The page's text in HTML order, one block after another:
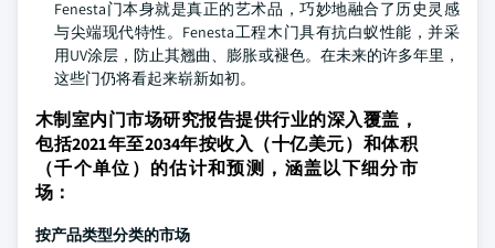
Fenesta门本身就是真正的艺术品，巧妙地融合了历史灵感
与尖端现代特性。Fenesta工程木门具有抗白蚁性能，并采
用UV涂层，防止其翘曲、膨胀或褪色。在未来的许多年里，
这些门仍将看起来崭新如初。
木制室内门市场研究报告提供行业的深入覆盖，
包括2021年至2034年按收入（十亿美元）和体积
（千个单位）的估计和预测，涵盖以下细分市
场：
按产品类型分类的市场